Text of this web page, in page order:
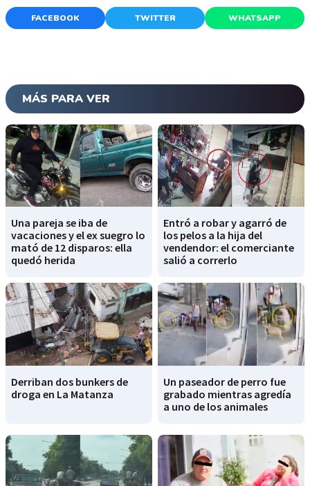
FACEBOOK TWITTER WHATSAPP
MÁS PARA VER
Una pareja se iba de
vacaciones y el ex suegro lo
mató de 12 disparos: ella
quedó herida
Entró a robar y agarró de
los pelos a la hija del
vendendor: el comerciante
salió a correrlo
Derriban dos bunkers de
droga en La Matanza
Un paseador de perro fue
grabado mientras agredía
a uno de los animales